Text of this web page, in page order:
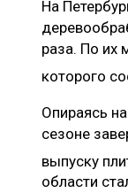
На
раза. По их
которого
Опираясь
сезоне
выпуску
области